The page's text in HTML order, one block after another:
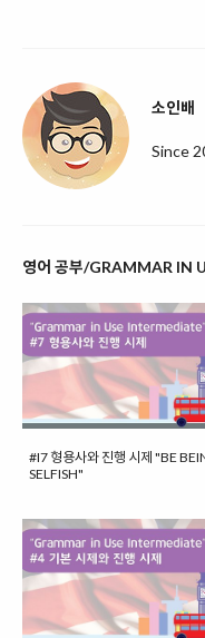
소인배
Since
영어 공부/GRAMMAR IN
#I7 형용사와 진행 시제 "BE
SELFISH"